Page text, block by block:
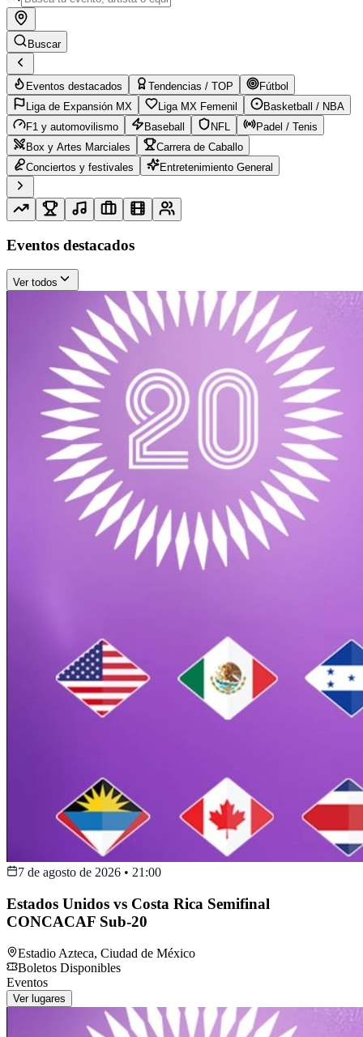
Buscar
Eventos destacados Tendencias / TOP
Fútbol
Liga de Expansión MX
Liga MX Femenil
Basketball / NBA
F1 y automovilismo
Baseball NFL
Padel / Tenis
Box y Artes Marciales
Carrera de Caballo
Conciertos y festivales
Entretenimiento General
Eventos destacados
Ver todos
7 de agosto de 2026 • 21:00
Estados Unidos vs Costa Rica Semifinal
CONCACAF Sub-20
Estadio Azteca, Ciudad de México
Boletos Disponibles
Eventos
Ver lugares